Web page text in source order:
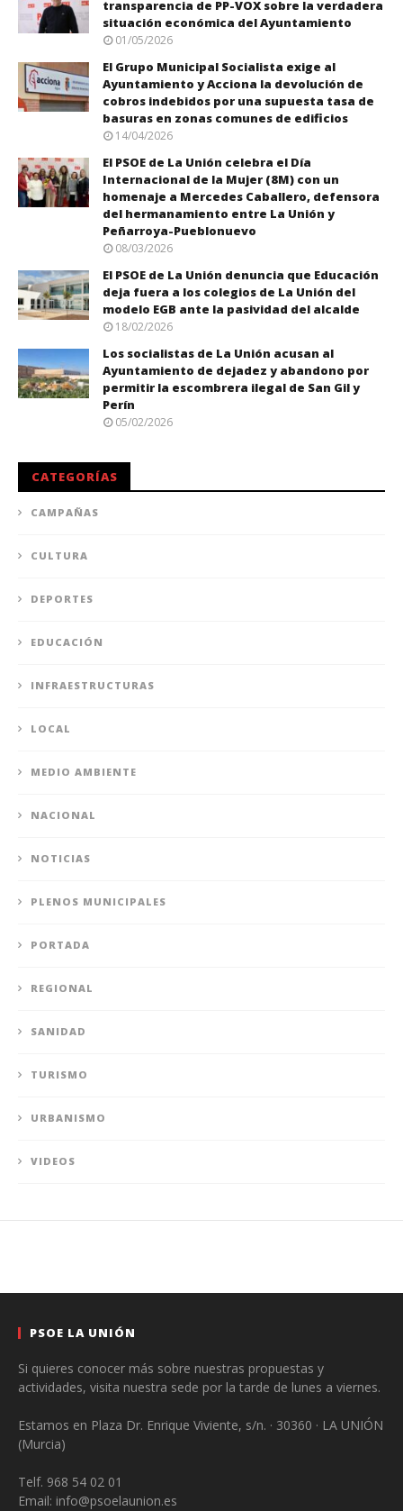
transparencia de PP-VOX sobre la verdadera
situación económica del Ayuntamiento
01/05/2026
El Grupo Municipal Socialista exige al
Ayuntamiento y Acciona la devolución de
cobros indebidos por una supuesta tasa de
basuras en zonas comunes de edificios
14/04/2026
El PSOE de La Unión celebra el Día
Internacional de la Mujer (8M) con un
homenaje a Mercedes Caballero, defensora
del hermanamiento entre La Unión y
Peñarroya-Pueblonuevo
08/03/2026
El PSOE de La Unión denuncia que Educación
deja fuera a los colegios de La Unión del
modelo EGB ante la pasividad del alcalde
18/02/2026
Los socialistas de La Unión acusan al
Ayuntamiento de dejadez y abandono por
permitir la escombrera ilegal de San Gil y
Perín
05/02/2026
CATEGORÍAS
CAMPAÑAS
CULTURA
DEPORTES
EDUCACIÓN
INFRAESTRUCTURAS
LOCAL
MEDIO AMBIENTE
NACIONAL
NOTICIAS
PLENOS MUNICIPALES
PORTADA
REGIONAL
SANIDAD
TURISMO
URBANISMO
VIDEOS
PSOE LA UNIÓN
Si quieres conocer más sobre nuestras propuestas y
actividades, visita nuestra sede por la tarde de lunes a viernes.
Estamos en Plaza Dr. Enrique Viviente, s/n. · 30360 · LA UNIÓN
(Murcia)
Telf. 968 54 02 01
Email: info@psoelaunion.es